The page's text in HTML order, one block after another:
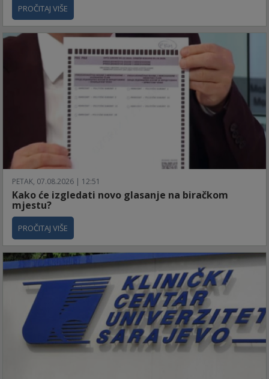
PROČITAJ VIŠE
PETAK, 07.08.2026 | 12:51
Kako će izgledati novo glasanje na biračkom
mjestu?
PROČITAJ VIŠE